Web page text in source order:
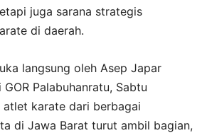
juga sarana strategis
di daerah.
langsung oleh Asep Japar
Palabuhanratu, Sabtu
atlet karate dari berbagai
di Jawa Barat turut ambil bagian,